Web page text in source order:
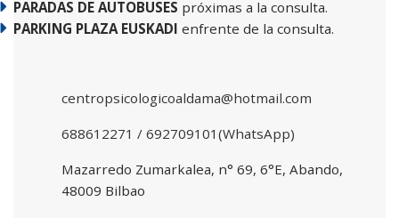
PARADAS DE AUTOBUSES próximas a la consulta.
PARKING PLAZA EUSKADI enfrente de la consulta.
centropsicologicoaldama@hotmail.com
688612271 / 692709101(WhatsApp)
Mazarredo Zumarkalea, n° 69, 6°E, Abando,
48009 Bilbao